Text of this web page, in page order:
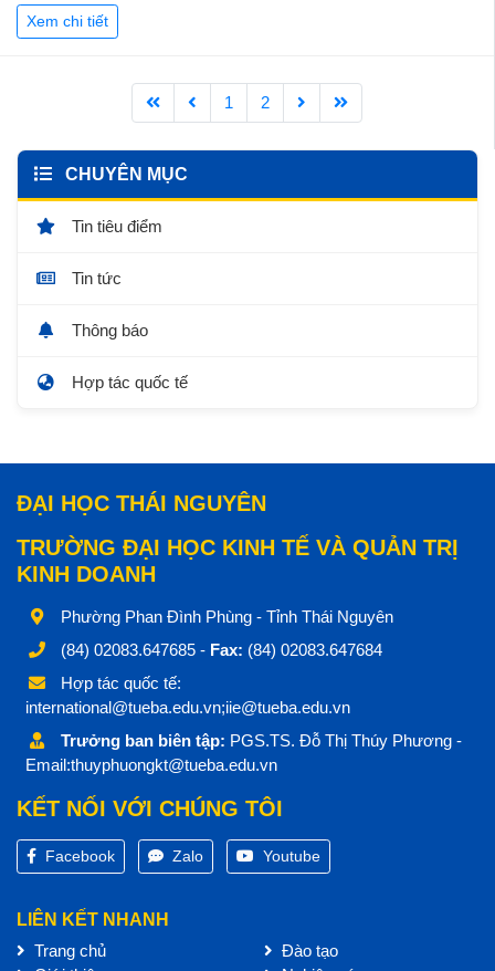
Xem chi tiết
1 2
CHUYÊN MỤC
Tin tiêu điểm
Tin tức
Thông báo
Hợp tác quốc tế
ĐẠI HỌC THÁI NGUYÊN
TRƯỜNG ĐẠI HỌC KINH TẾ VÀ QUẢN TRỊ
KINH DOANH
Phường Phan Đình Phùng - Tỉnh Thái Nguyên
(84) 02083.647685 - Fax: (84) 02083.647684
Hợp tác quốc tế:
international@tueba.edu.vn;iie@tueba.edu.vn
Trưởng ban biên tập: PGS.TS. Đỗ Thị Thúy Phương -
Email:thuyphuongkt@tueba.edu.vn
KẾT NỐI VỚI CHÚNG TÔI
Facebook Zalo Youtube
LIÊN KẾT NHANH
Trang chủ
Đào tạo